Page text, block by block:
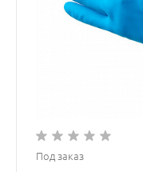
Под заказ